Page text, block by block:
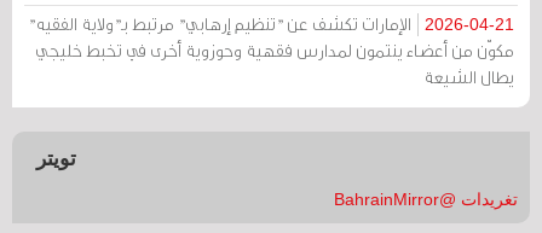
2026-04-21
الإمارات تكشف عن "تنظيم إرهابي" مرتبط بـ"ولاية الفقيه"
مكوّن من أعضاء ينتمون لمدارس فقهية وحوزوية أخرى في تخبط خليجي
يطال الشيعة
تويتر
تغريدات @BahrainMirror